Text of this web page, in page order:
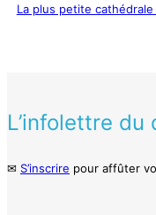
La plus petite
L’infolettre du
✉ S’inscrire pour affûter